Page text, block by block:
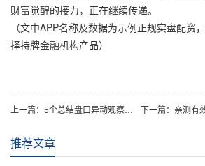
财富觉醒的接力，正在继续传递。
（文中APP名称及数据为示例正规实盘配资
择持牌金融机构产品）
上一篇： 5个总结盘口异动观察股票的关键理由 下一篇：
推荐文章